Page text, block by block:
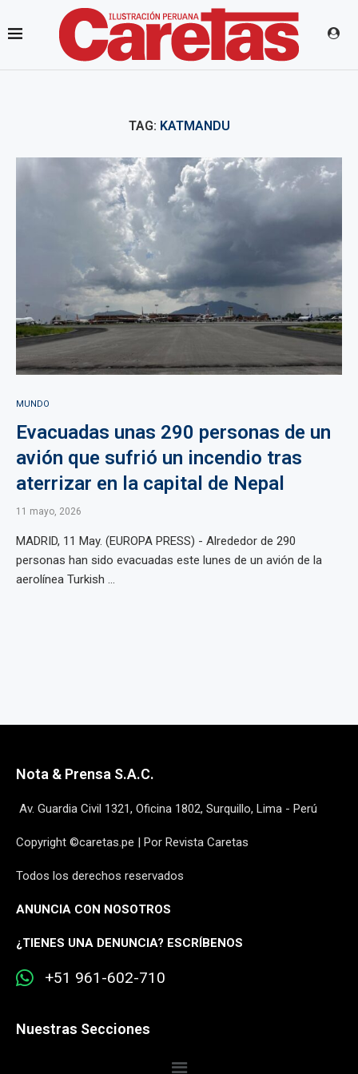
TAG: KATMANDU
MUNDO
Evacuadas unas 290 personas de un
avión que sufrió un incendio tras
aterrizar en la capital de Nepal
11 mayo, 2026
MADRID, 11 May. (EUROPA PRESS) - Alrededor de 290
personas han sido evacuadas este lunes de un avión de la
aerolínea Turkish ...
Nota & Prensa S.A.C.
Av. Guardia Civil 1321, Oficina 1802, Surquillo, Lima - Perú
Copyright ©caretas.pe | Por Revista Caretas
Todos los derechos reservados
ANUNCIA CON NOSOTROS
¿TIENES UNA DENUNCIA? ESCRÍBENOS
+51 961-602-710
Nuestras Secciones